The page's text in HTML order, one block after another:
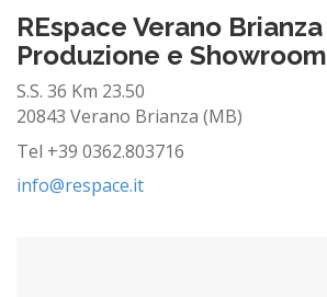
REspace Verano Brianza
Produzione e Showroom
S.S. 36 Km 23.50
20843 Verano Brianza (MB)
Tel +39 0362.803716
info@respace.it